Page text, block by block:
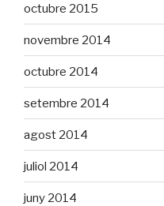
octubre 2015
novembre 2014
octubre 2014
setembre 2014
agost 2014
juliol 2014
juny 2014